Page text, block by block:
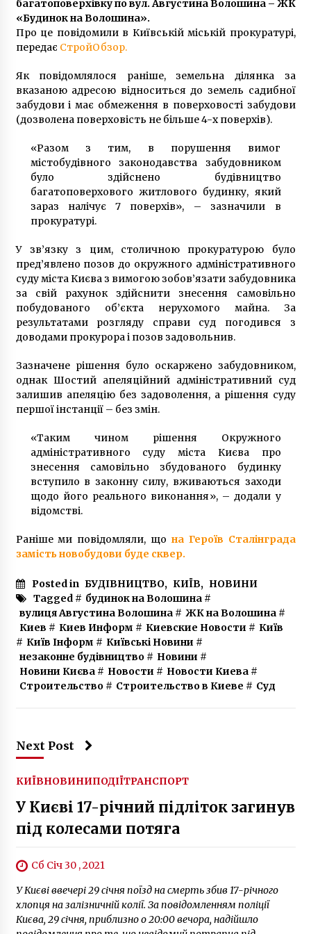
7 років ago
У Київській області 2-річний малюк без одягу
бродив вулицями міста, поки його мати була
5 років ago
Архівне фото та історія будинку з демонами
в центрі Києва
У Києві скасували шкільні олімпіади
6 років ago
електронним рецептом
5 років ago
Система DELTA стане обовʼязковою для всіх
рівнів Сил оборони
1 рік ago
багатоповерхівку по вул. Августина Волошина – ЖК
«Будинок на Волошина».
Про це повідомили в Київській міській прокуратурі,
передає СтройОбзор.
Як повідомлялося раніше, земельна ділянка за
вказаною адресою відноситься до земель садибної
забудови і має обмеження в поверховості забудови
(дозволена поверховість не більше 4-х поверхів).
«Разом з тим, в порушення вимог
містобудівного законодавства забудовником
було здійснено будівництво
багатоповерхового житлового будинку, який
зараз налічує 7 поверхів», – зазначили в
прокуратурі.
У зв’язку з цим, столичною прокуратурою було
пред’явлено позов до окружного адміністративного
суду міста Києва з вимогою зобов’язати забудовника
за свій рахунок здійснити знесення самовільно
побудованого об’єкта нерухомого майна. За
результатами розгляду справи суд погодився з
доводами прокурора і позов задовольнив.
Зазначене рішення було оскаржено забудовником,
однак Шостий апеляційний адміністративний суд
залишив апеляцію без задоволення, а рішення суду
першої інстанції – без змін.
«Таким чином рішення Окружного
адміністративного суду міста Києва про
знесення самовільно збудованого будинку
вступило в законну силу, вживаються заходи
щодо його реального виконання», – додали у
відомстві.
Раніше ми повідомляли, що на Героїв Сталінграда
замість новобудови буде сквер.
Posted in БУДІВНИЦТВО, КИЇВ, НОВИНИ
Tagged # будинок на Волошина#
вулиця Августина Волошина# ЖК на Волошина#
Киев # Киев Информ # Киевские Новости # Київ
# Київ Інформ # Київські Новини #
незаконне будівництво# Новини #
Новини Києва# Новости # Новости Киева#
Строительство# Строительство в Киеве # Суд
Next Post
КИЇВНОВИНИПОДІЇТРАНСПОРТ
У Києві 17-річний підліток загинув
під колесами потяга
Сб Січ 30 , 2021
У Києві ввечері 29 січня поїзд на смерть збив 17-річного
хлопця на залізничній колії. За повідомленням поліції
Києва, 29 січня, приблизно о 20:00 вечора, надійшло